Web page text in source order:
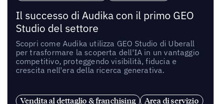
Il successo di Audika con il primo GEO
Studio del settore
Scopri come Audika utilizza GEO Studio di Uberall
per trasformare la scoperta dell'IA in un vantaggio
competitivo, proteggendo visibilità, fiducia e
crescita nell'era della ricerca generativa.
Vendita al dettaglio & franchising Area di servizio